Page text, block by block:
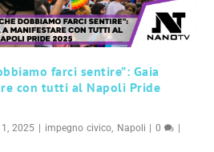
farci sentire”: Gaia
con tutti al Napoli Pride
1, 2025 impegno civico, Napoli 0